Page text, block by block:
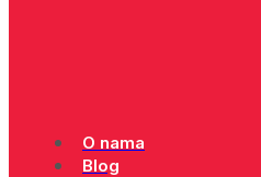
O nama
Blog